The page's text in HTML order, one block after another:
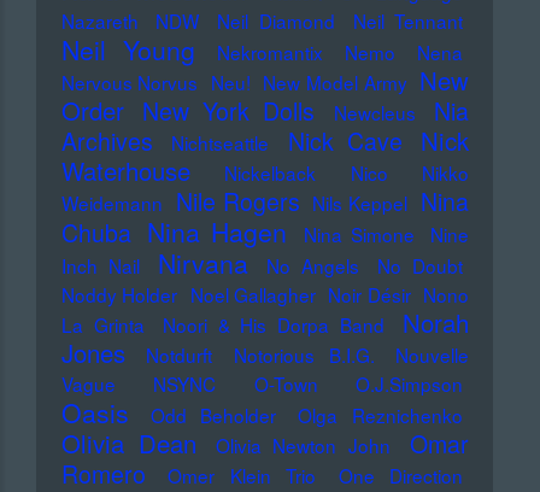
Nazareth
NDW Neil Diamond Neil Tennant
Neil Young Nekromantix Nemo
Nena
Nervous Norvus Neu! New Model Army New
Order New York Dolls Newcleus
Nia
Archives
Nichtseattle Nick Cave
Nick
Waterhouse
Nickelback Nico
Nikko
Weidemann Nile Rogers Nils Keppel Nina
Chuba Nina Hagen Nina Simone
Nine
Inch Nail
Nirvana No Angels
No Doubt
Noddy Holder Noel Gallagher Noir Désir Nono
La Grinta
Noori & His Dorpa Band
Norah
Jones
Notdurft Notorious B.I.G.
Nouvelle
Vague
NSYNC O-Town O.J.Simpson
Oasis Odd Beholder Olga Reznichenko
Olivia Dean Olivia Newton John
Omar
Romero
Omer Klein Trio One Direction